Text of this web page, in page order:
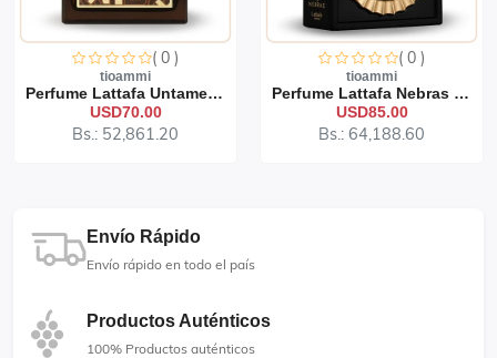
( 0 )
tioammi
Perfume Lattafa Untamed 1...
USD70.00
Bs.: 52,861.20
( 0 )
tioammi
Perfume Lattafa Nebras 10...
USD85.00
Bs.: 64,188.60
Envío Rápido
Envío rápido en todo el país
Productos Auténticos
100% Productos auténticos